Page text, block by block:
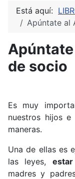
Está aquí:
Apúntate al
de socio
Es muy
nuestros hijos
maneras.
Una de ellas es
las leyes,
madres y